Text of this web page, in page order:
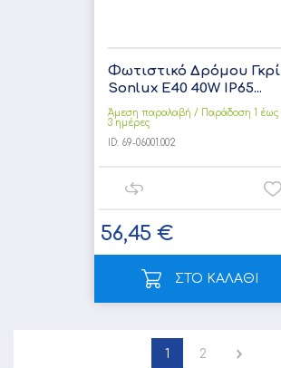
Φωτιστικό Δρόμου Γκρί
Sonlux E40 40W IP65...
Άμεση παραλαβή / Παράδoση 1 έως
3 ημέρες
ID: 69-06001.002
56,45 €
ΣΤΟ ΚΑΛΑΘΙ
1 2